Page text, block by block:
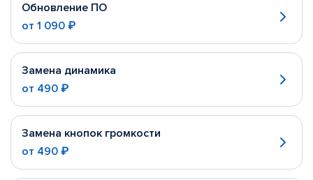
Обновление ПО
от 1 090 ₽
Замена динамика
от 490 ₽
Замена кнопок громкости
от 490 ₽